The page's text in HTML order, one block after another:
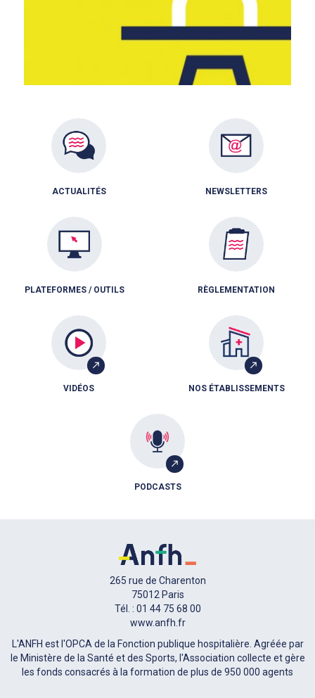
ACTUALITÉS NEWSLETTERS
PLATEFORMES / OUTILS RÈGLEMENTATION
VIDÉOS NOS ÉTABLISSEMENTS
PODCASTS
265 rue de Charenton
75012 Paris
Tél. : 01 44 75 68 00
www.anfh.fr
L'ANFH est l'OPCA de la Fonction publique hospitalière. Agréée par
le Ministère de la Santé et des Sports, l'Association collecte et gère
les fonds consacrés à la formation de plus de 950 000 agents